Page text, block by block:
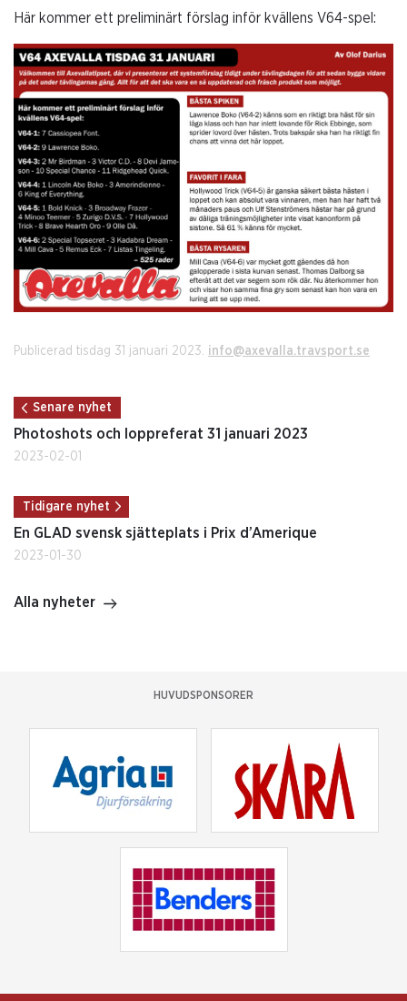
Här kommer ett preliminärt förslag inför kvällens V64-spel:
Publicerad tisdag 31 januari 2023. info@axevalla.travsport.se
Senare nyhet
Photoshots och loppreferat 31 januari 2023
2023-02-01
Tidigare nyhet
En GLAD svensk sjätteplats i Prix d’Amerique
2023-01-30
Alla nyheter
HUVUDSPONSORER